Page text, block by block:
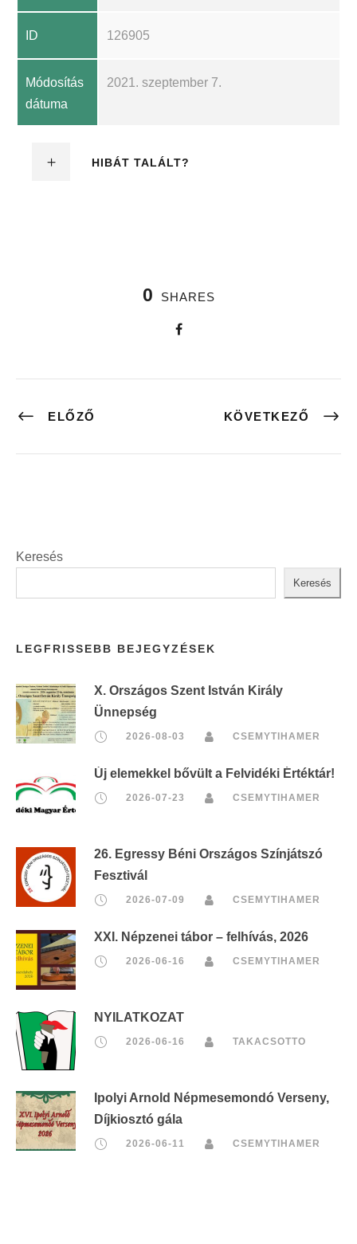
ID 126905
Módosítás
dátuma
2021. szeptember 7.
HIBÁT TALÁLT?
0 SHARES
ELŐZŐ KÖVETKEZŐ
Keresés
Keresés
LEGFRISSEBB BEJEGYZÉSEK
X. Országos Szent István Király
Ünnepség
2026-08-03 CSEMYTIHAMER
Új elemekkel bővült a Felvidéki Értéktár!
2026-07-23 CSEMYTIHAMER
26. Egressy Béni Országos Színjátszó
Fesztivál
2026-07-09 CSEMYTIHAMER
XXI. Népzenei tábor – felhívás, 2026
2026-06-16 CSEMYTIHAMER
NYILATKOZAT
2026-06-16 TAKACSOTTO
Ipolyi Arnold Népmesemondó Verseny,
Díjkiosztó gála
2026-06-11 CSEMYTIHAMER